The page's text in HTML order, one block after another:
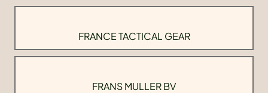
FRANCE TACTICAL GEAR
FRANS MULLER BV